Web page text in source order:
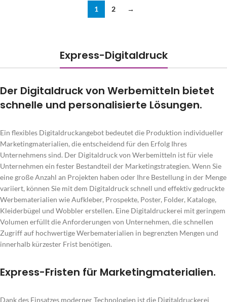
1 2 →
Express-Digitaldruck
Der Digitaldruck von Werbemitteln bietet
schnelle und personalisierte Lösungen.
Ein flexibles Digitaldruckangebot bedeutet die Produktion individueller
Marketingmaterialien, die entscheidend für den Erfolg Ihres
Unternehmens sind. Der Digitaldruck von Werbemitteln ist für viele
Unternehmen ein fester Bestandteil der Marketingstrategien. Wenn Sie
eine große Anzahl an Projekten haben oder Ihre Bestellung in der Menge
variiert, können Sie mit dem Digitaldruck schnell und effektiv gedruckte
Werbematerialien wie Aufkleber, Prospekte, Poster, Folder, Kataloge,
Kleiderbügel und Wobbler erstellen. Eine Digitaldruckerei mit geringem
Volumen erfüllt die Anforderungen von Unternehmen, die schnellen
Zugriff auf hochwertige Werbematerialien in begrenzten Mengen und
innerhalb kürzester Frist benötigen.
Express-Fristen für Marketingmaterialien.
Dank des Einsatzes moderner Technologien ist die Digitaldruckerei